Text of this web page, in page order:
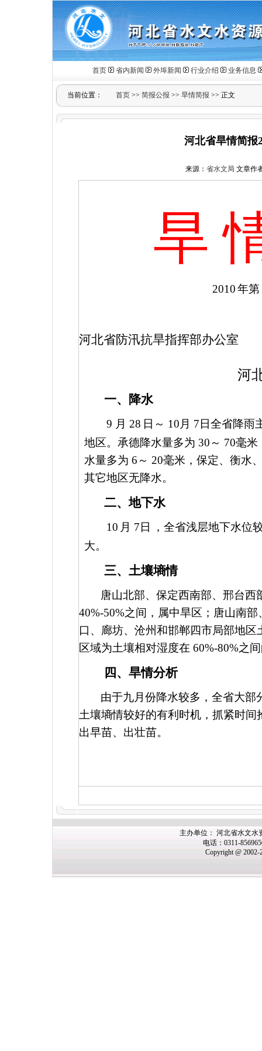
首页 省内新闻 外埠新闻 行业介绍 业务信息
当前位置： 首页 >> 简报公报 >> 旱情简报 >> 正文
河北省旱情简报
来源： 省水文局 文章作
旱
2010年第
河北省防汛抗旱指挥部办公室
河
一、降水
9 月 28 日～ 10 月 7 日全省降雨
地区。承德降水量多为 30 ～ 70毫米
水量多为6 ～ 20毫米，保定、衡水
其它地区无降水。
二、地下水
10 月 7 日
，全省浅层地下水位
大。
三、土壤墒情
唐山北部、保定西南部、邢台
40%-50%之间，属中旱区；唐山南
口、廊坊、沧州和邯郸四市局部地
区域为土壤相对湿度在 60%-80%之
四、旱情分析
由于九月份降水较多，全省大
土壤墒情较好的有利时机，抓紧时
出早苗、出壮苗。
主办单位： 河北省水文水
电话：0311-
Copyright @ 2002-